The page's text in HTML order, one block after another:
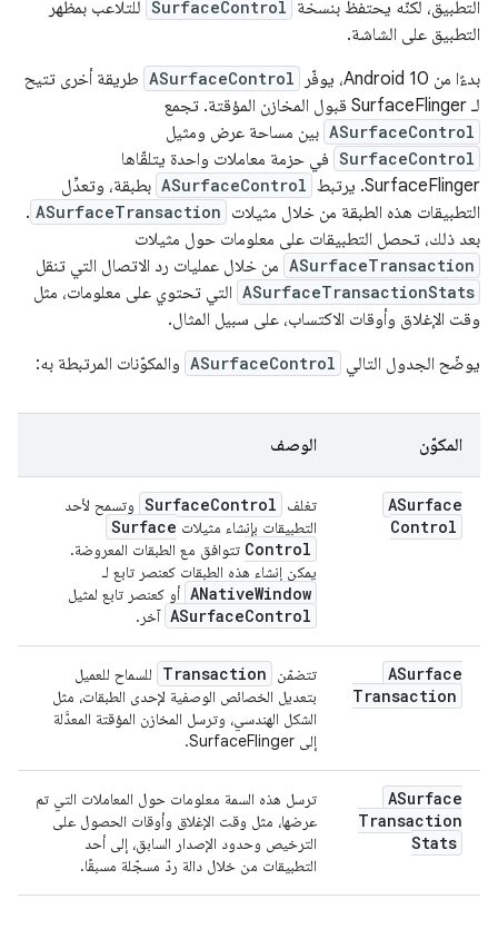
التطبيق، لكنّه يحتفظ بنسخة SurfaceControl للتلاعب بمظهر
التطبيق على الشاشة.
بدءًا من Android 10، يوفّر
ASurfaceControl طريقة أخرى تتيح
لـ SurfaceFlinger قبول المخازن المؤقتة. تجمع
ASurfaceControl بين مساحة عرض ومثيل
SurfaceControl في حزمة معاملات واحدة يتلقّاها
SurfaceFlinger. يرتبط
ASurfaceControl بطبقة، وتعدِّل
التطبيقات هذه الطبقة من خلال مثيلات ASurfaceTransaction
.
بعد ذلك، تحصل التطبيقات على معلومات حول مثيلات
ASurfaceTransaction من خلال عمليات رد الاتصال التي تنقل
ASurfaceTransactionStats التي تحتوي على معلومات، مثل
وقت الإغلاق وأوقات الاكتساب، على سبيل المثال.
يوضّح الجدول التالي ASurfaceControl والمكوّنات المرتبطة به:
المكوّن الوصف
ASurface
Control
تغلف SurfaceControl
وتسمح لأحد
التطبيقات بإنشاء مثيلات Surface
Control تتوافق مع الطبقات المعروضة.
يمكن إنشاء هذه الطبقات كعنصر تابع لـ
ANativeWindow أو كعنصر تابع لمثيل
ASurfaceControl آخر.
ASurface
Transaction
تتضمّن Transaction
للسماح للعميل
بتعديل الخصائص الوصفية لإحدى الطبقات، مثل
الشكل الهندسي، وترسل المخازن المؤقتة المعدَّلة
إلى SurfaceFlinger.
ASurface
Transaction
Stats
ترسل هذه السمة معلومات حول المعاملات التي تم
عرضها، مثل وقت الإغلاق وأوقات الحصول على
الترخيص وحدود الإصدار السابق، إلى أحد
التطبيقات من خلال دالة ردّ مسجّلة مسبقًا.